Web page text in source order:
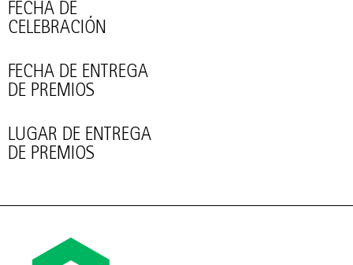
FECHA DE
CELEBRACIÓN
FECHA DE ENTREGA
DE PREMIOS
LUGAR DE ENTREGA
DE PREMIOS